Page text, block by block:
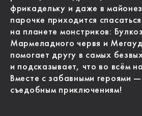
фрикадельку и даже в
парочке приходится
на планете монстриков:
Мармеладного червя и
помогает другу в самых
и подсказывает, что во всём
Вместе с забавными героями
съедобным приключениям!